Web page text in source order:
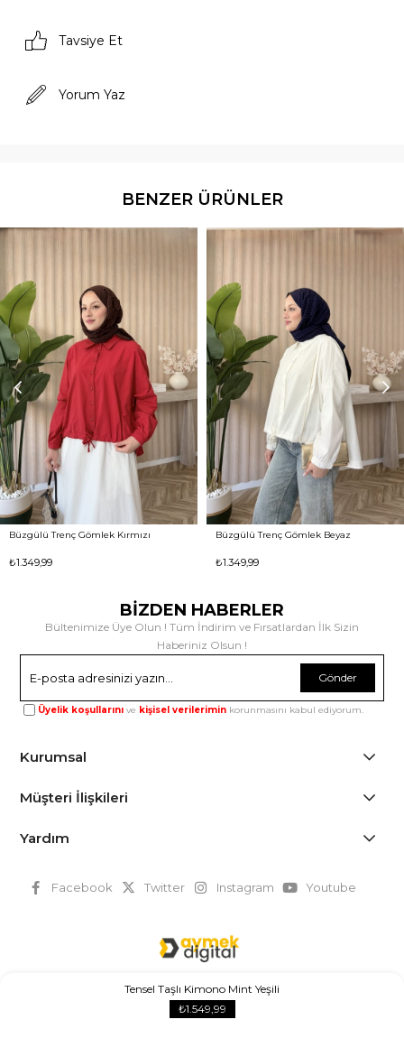
Tavsiye Et
Yorum Yaz
BENZER ÜRÜNLER
Büzgülü Trenç Gömlek Kırmızı
₺1.349,99
Büzgülü Trenç Gömlek Beyaz
₺1.349,99
BİZDEN HABERLER
Bültenimize Üye Olun ! Tüm İndirim ve Fırsatlardan İlk Sizin
Haberiniz Olsun !
Gönder
Üyelik koşullarını ve kişisel verilerimin korunmasını kabul ediyorum.
Kurumsal
Müşteri İlişkileri
Yardım
Facebook Twitter Instagram Youtube
alloraafashion.com- Tüm Hakları Saklıdır.
Tensel Taşlı Kimono Mint Yeşili
₺1.549,99